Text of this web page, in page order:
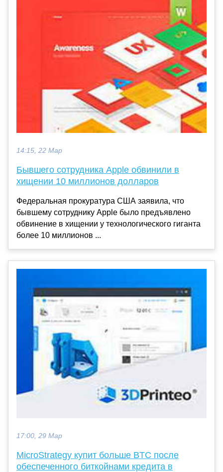
14:15, 22 Мар
Бывшего сотрудника Apple обвинили в
хищении 10 миллионов долларов
Федеральная прокуратура США заявила, что
бывшему сотруднику Apple было предъявлено
обвинение в хищении у технологического гиганта
более 10 миллионов ...
17:00, 29 Мар
MicroStrategy купит больше BTC после
обеспеченного биткойнами кредита в